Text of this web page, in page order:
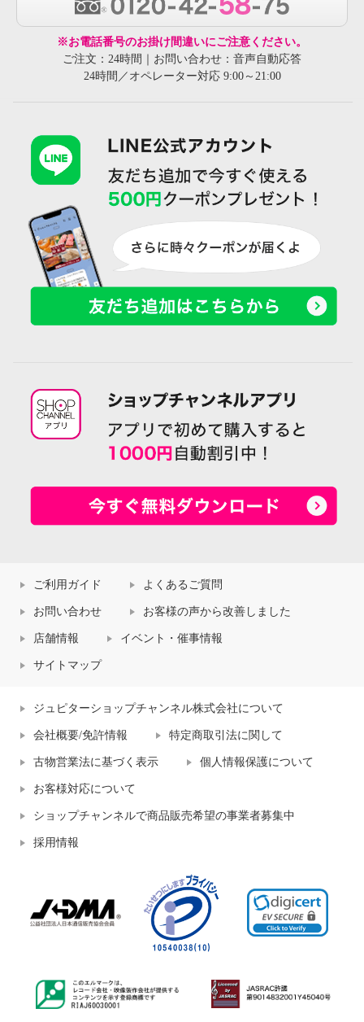
※お電話番号のお掛け間違いにご注意ください。
ご注文：24時間｜お問い合わせ：音声自動応答
24時間／オペレーター対応 9:00～21:00
ご利用ガイド よくあるご質問
お問い合わせ お客様の声から改善しました
店舗情報 イベント・催事情報
サイトマップ
ジュピターショップチャンネル株式会社について
会社概要/免許情報 特定商取引法に関して
古物営業法に基づく表示 個人情報保護について
お客様対応について
ショップチャンネルで商品販売希望の事業者募集中
採用情報